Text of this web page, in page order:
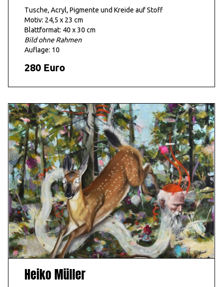
Tusche, Acryl, Pigmente und Kreide auf Stoff
Motiv: 24,5 x 23 cm
Blattformat: 40 x 30 cm
Bild ohne Rahmen
Auflage: 10
280 Euro
Heiko Müller